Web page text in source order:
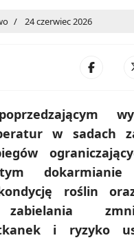
24 czerwiec 2026
w sadach
dokarmianie
roślin
i ryzyko